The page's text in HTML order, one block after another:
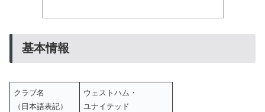
基本情報
クラブ名
（日本語表記）
ウェストハム・
ユナイテッド